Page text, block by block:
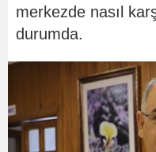
merkezde nasıl
durumda.